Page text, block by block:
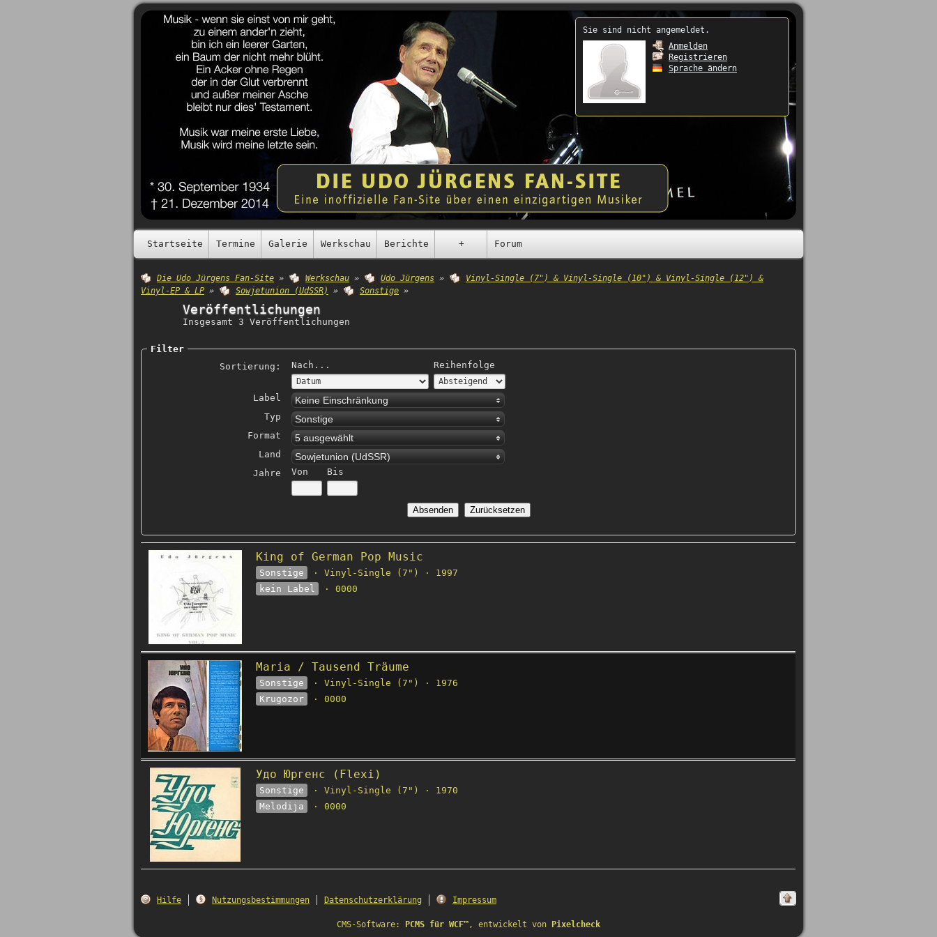
Sie sind nicht angemeldet.
Anmelden
Registrieren
Sprache ändern
Startseite Termine Galerie Werkschau Berichte + Forum
Die Udo Jürgens Fan-Site » Werkschau » Udo Jürgens »
Vinyl-Single (7") & Vinyl-Single (10") & Vinyl-Single (12") &
Vinyl-EP & LP » Sowjetunion (UdSSR) » Sonstige »
Veröffentlichungen
Insgesamt 3 Veröffentlichungen
Filter
Sortierung:
Nach... Reihenfolge
Label Keine Einschränkung
Typ Sonstige
Format 5 ausgewählt
Land Sowjetunion (UdSSR)
Jahre Von Bis
King of German Pop Music
Sonstige
· Vinyl-Single (7") · 1997
kein Label
· 0000
Maria / Tausend Träume
Sonstige
· Vinyl-Single (7") · 1976
Krugozor
· 0000
Удо Юргенс (Flexi)
Sonstige
· Vinyl-Single (7") · 1970
Melodija
· 0000
Hilfe Nutzungsbestimmungen Datenschutzerklärung Impressum
CMS-Software: PCMS für WCF™, entwickelt von Pixelcheck